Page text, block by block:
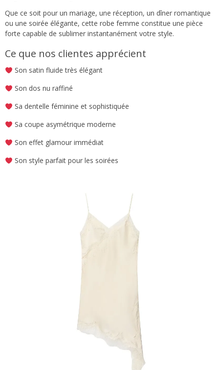
Que ce soit pour un mariage, une réception, un dîner romantique
ou une soirée élégante, cette robe femme constitue une pièce
forte capable de sublimer instantanément votre style.
Ce que nos clientes apprécient
Son satin fluide très élégant
Son dos nu raffiné
Sa dentelle féminine et sophistiquée
Sa coupe asymétrique moderne
Son effet glamour immédiat
Son style parfait pour les soirées